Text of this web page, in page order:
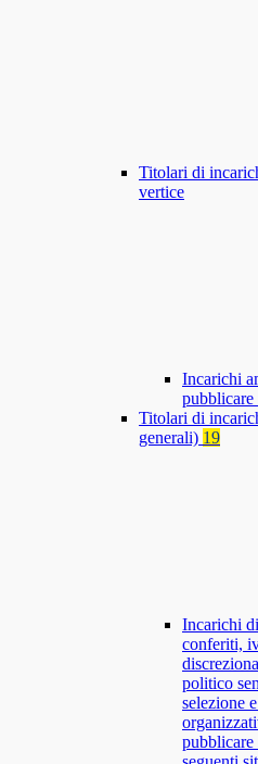
Titolari di
vertice
Incarichi
Titolari di
generali) 19
Incarichi
conferiti,
politico
selezione
pubblicare